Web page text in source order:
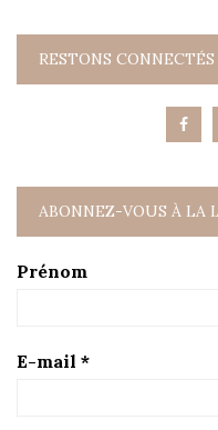
RESTONS CONNECTÉS
ABONNEZ-VOUS À LA
Prénom
E-mail *